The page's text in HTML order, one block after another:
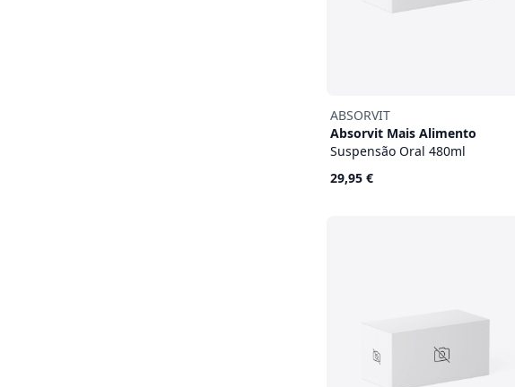
ABSORVIT
Absorvit Mais Alimento
Suspensão Oral 480ml
29,95 €